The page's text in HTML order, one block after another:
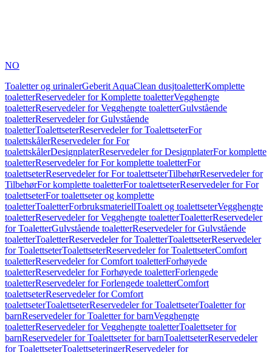
NO
Toaletter og urinalerGeberit AquaClean dusjtoaletterKomplette
toaletterReservedeler for Komplette toaletterVegghengte
toaletterReservedeler for Vegghengte toaletterGulvstående
toaletterReservedeler for Gulvstående
toaletterToalettseterReservedeler for ToalettseterFor
toalettskålerReservedeler for For
toalettskålerDesignplaterReservedeler for DesignplaterFor komplette
toaletterReservedeler for For komplette toaletterFor
toalettseterReservedeler for For toalettseterTilbehørReservedeler for
TilbehørFor komplette toaletterFor toalettseterReservedeler for For
toalettseterFor toalettseter og komplette
toaletterToaletterForbruksmateriellToalett og toalettseterVegghengte
toaletterReservedeler for Vegghengte toaletterToaletterReservedeler
for ToaletterGulvstående toaletterReservedeler for Gulvstående
toaletterToaletterReservedeler for ToaletterToalettseterReservedeler
for ToalettseterToalettseterReservedeler for ToalettseterComfort
toaletterReservedeler for Comfort toaletterForhøyede
toaletterReservedeler for Forhøyede toaletterForlengede
toaletterReservedeler for Forlengede toaletterComfort
toalettseterReservedeler for Comfort
toalettseterToalettseterReservedeler for ToalettseterToaletter for
barnReservedeler for Toaletter for barnVegghengte
toaletterReservedeler for Vegghengte toaletterToalettseter for
barnReservedeler for Toalettseter for barnToalettseterReservedeler
for ToalettseterToalettseteringerReservedeler for